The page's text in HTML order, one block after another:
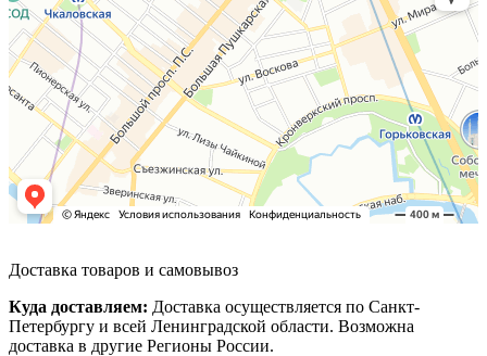
Доставка товаров и самовывоз
Куда доставляем: Доставка осуществляется по Санкт-
Петербургу и всей Ленинградской области. Возможна
доставка в другие Регионы России.